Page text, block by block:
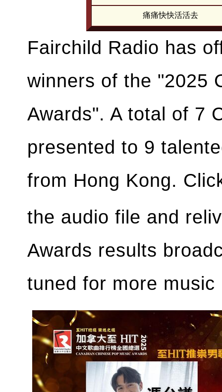
痛痛快快活活去
Fairchild Radio has
winners of the "2025
Awards". A total of 7
presented to 9
from Hong Kong.
the audio file and
Awards results
tuned for more